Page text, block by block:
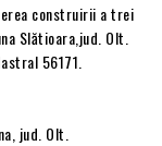
construirii a trei
Slătioara,jud. Olt.
56171.
jud. Olt.